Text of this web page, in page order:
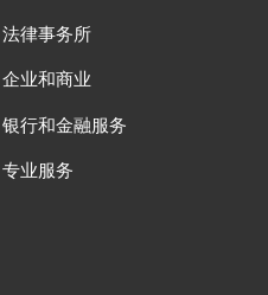
法律事务所
企业和商业
银行和金融服务
专业服务